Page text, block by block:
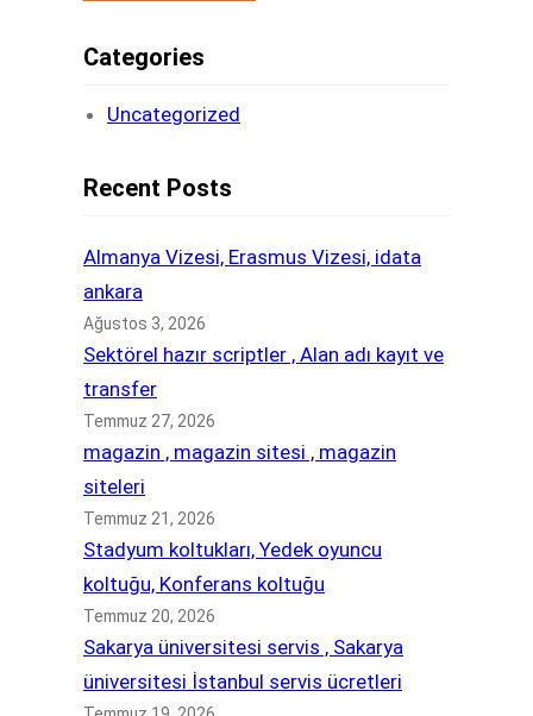
Categories
Uncategorized
Recent Posts
Almanya Vizesi, Erasmus Vizesi, idata
ankara
Ağustos 3, 2026
Sektörel hazır scriptler , Alan adı kayıt ve
transfer
Temmuz 27, 2026
magazin , magazin sitesi , magazin
siteleri
Temmuz 21, 2026
Stadyum koltukları, Yedek oyuncu
koltuğu, Konferans koltuğu
Temmuz 20, 2026
Sakarya üniversitesi servis , Sakarya
üniversitesi İstanbul servis ücretleri